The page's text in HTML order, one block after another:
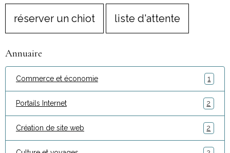
réserver un chiot liste d'attente
Annuaire
Commerce et économie 1
Portails Internet 2
Création de site web 2